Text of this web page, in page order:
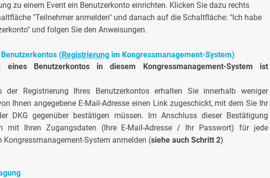
zu einem Event ein Benutzerkonto einrichten. Klicken Sie dazu rechts
"Teilnehmer anmelden" und danach auf die Schaltfläche: "Ich habe
und folgen Sie den Anweisungen.
(Registrierung im Kongressmanagement-System)
eines Benutzerkontos in diesem Kongressmanagement-System ist
der Registrierung Ihres Benutzerkontos erhalten Sie innerhalb weniger
Ihnen angegebene E-Mail-Adresse einen Link zugeschickt, mit dem Sie Ihr
DKG gegenüber bestätigen müssen. Im Anschluss dieser Bestätigung
mit Ihren Zugangsdaten (Ihre E-Mail-Adresse / Ihr Passwort) für jede
Kongressmanagement-System anmelden (siehe auch Schritt 2)